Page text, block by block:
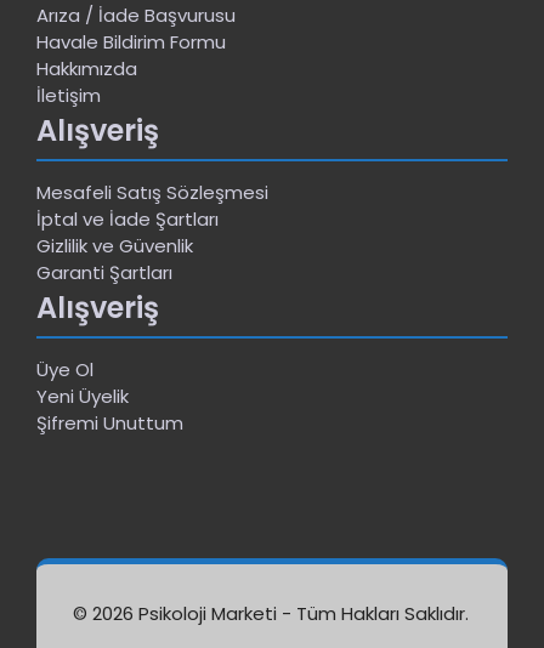
Arıza / İade Başvurusu
Havale Bildirim Formu
Hakkımızda
İletişim
Alışveriş
Mesafeli Satış Sözleşmesi
İptal ve İade Şartları
Gizlilik ve Güvenlik
Garanti Şartları
Alışveriş
Üye Ol
Yeni Üyelik
Şifremi Unuttum
© 2026 Psikoloji Marketi - Tüm Hakları Saklıdır.